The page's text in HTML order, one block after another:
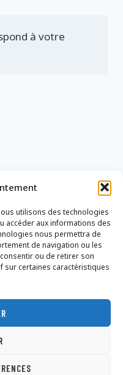
utilisons des technologies
accéder aux informations des
nous permettra de
de navigation ou les
ou de retirer son
sur certaines caractéristiques
à votre